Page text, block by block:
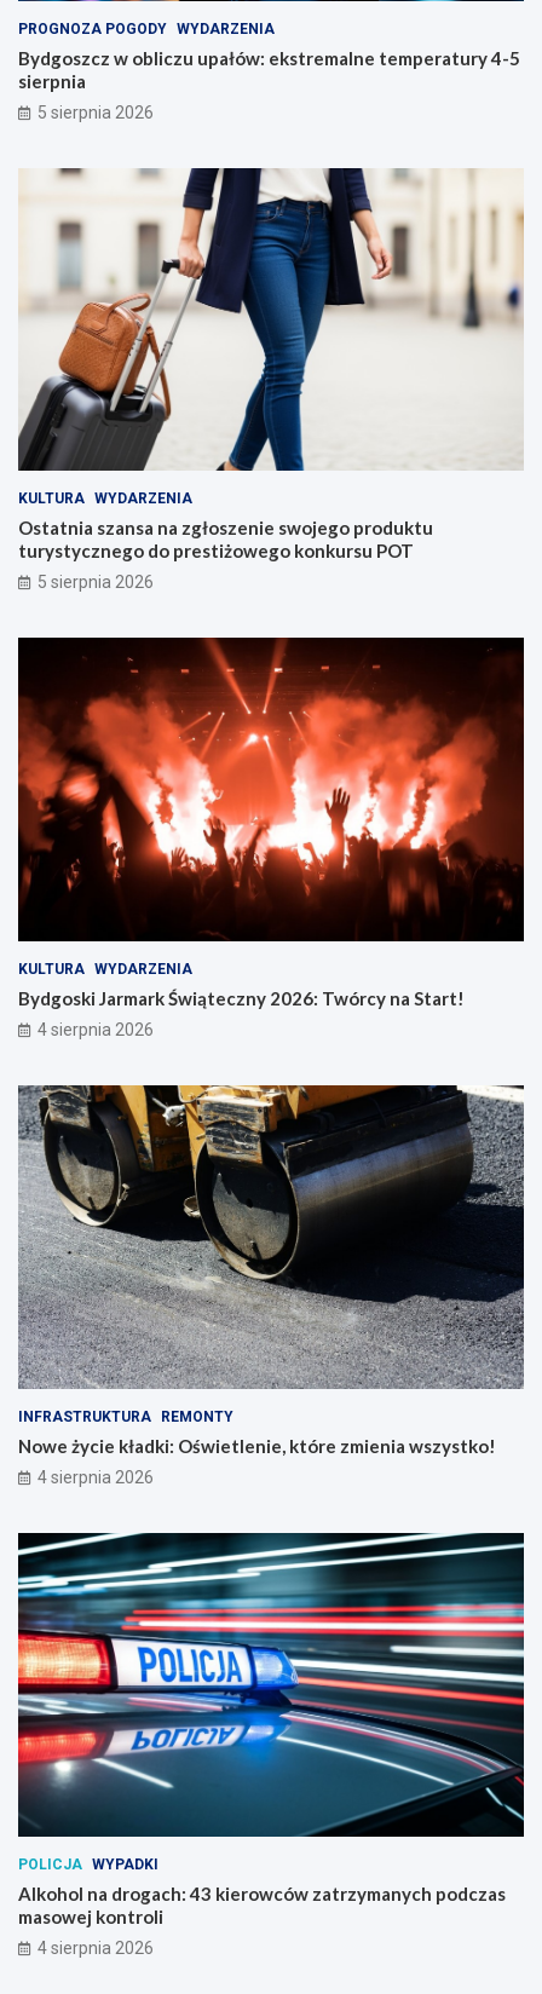
PROGNOZA POGODY WYDARZENIA
Bydgoszcz w obliczu upałów: ekstremalne temperatury 4-5
sierpnia
5 sierpnia 2026
KULTURA WYDARZENIA
Ostatnia szansa na zgłoszenie swojego produktu
turystycznego do prestiżowego konkursu POT
5 sierpnia 2026
KULTURA WYDARZENIA
Bydgoski Jarmark Świąteczny 2026: Twórcy na Start!
4 sierpnia 2026
INFRASTRUKTURA REMONTY
Nowe życie kładki: Oświetlenie, które zmienia wszystko!
4 sierpnia 2026
POLICJA WYPADKI
Alkohol na drogach: 43 kierowców zatrzymanych podczas
masowej kontroli
4 sierpnia 2026